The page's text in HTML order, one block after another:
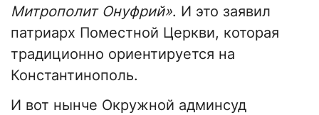
Митрополит Онуфрий». И это заявил
патриарх Поместной Церкви, которая
традиционно ориентируется на
Константинополь.
И вот нынче Окружной админсуд